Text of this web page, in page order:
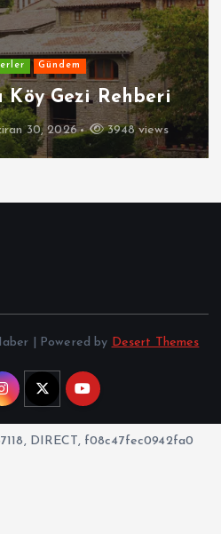
Gündem
Gezi Rehberi
30, 2026 3948 views
| Powered by Desert Themes
DIRECT, f08c47fec0942fa0